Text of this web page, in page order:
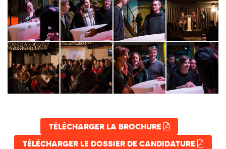
TÉLÉCHARGER LA BROCHURE
TÉLÉCHARGER LE DOSSIER DE CANDIDATURE